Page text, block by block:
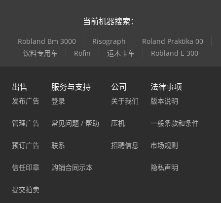
当前机器搜索：
Robland Bm 3000 Risograph
Roland Praktika 00
饮料专用车
Rofin 运木卡车 Robland E 300
出售
发布广告
管理广告
预订广告
信任印章
提交拍卖
服务与支持
登录
常见问题 / 帮助
联系
购销合同示本
公司
关于我们
压机
招聘信息
法律事项
版本说明
一般条款和条件
市场规则
隐私声明